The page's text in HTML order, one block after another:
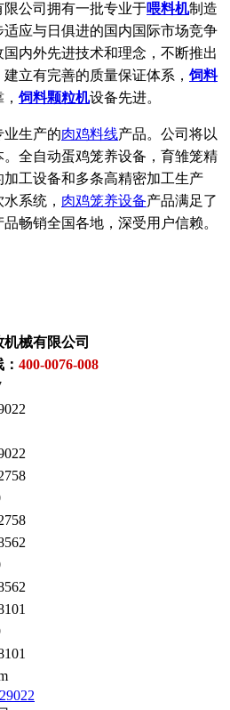
公司拥有一批专业于喂料机制造
应与日俱进的国内国际市场竞争
内外先进技术和理念，不断推出
立有完善的质量保证体系，饲料
，饲料颗粒机设备先进。
生产的肉鸡料线产品。公司将以
全自动蛋鸡笼养设备，育雏笼精
工设备和多条高精密加工生产
系统， 肉鸡笼养设备产品满足了
畅销全国各地，深受用户信赖。
械有限公司
400-0076-008